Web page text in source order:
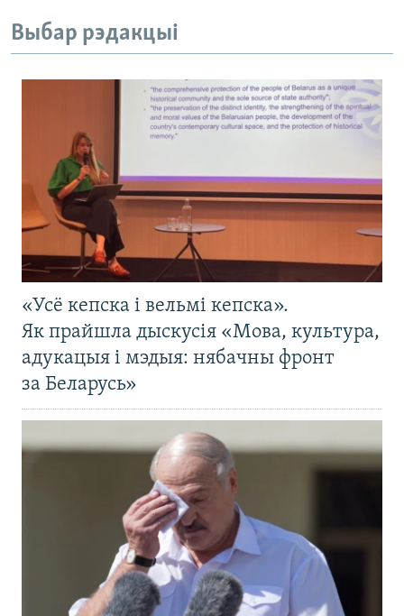
Выбар рэдакцыі
«Усё кепска і вельмі кепска».
Як прайшла дыскусія «Мова, культура,
адукацыя і мэдыя: нябачны фронт
за Беларусь»